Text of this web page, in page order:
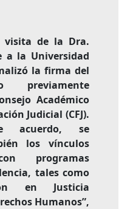
de la Dra.
a la Universidad
la firma del
previamente
Académico
Judicial (CFJ).
acuerdo, se
los vínculos
programas
tales como
en Justicia
Humanos”,